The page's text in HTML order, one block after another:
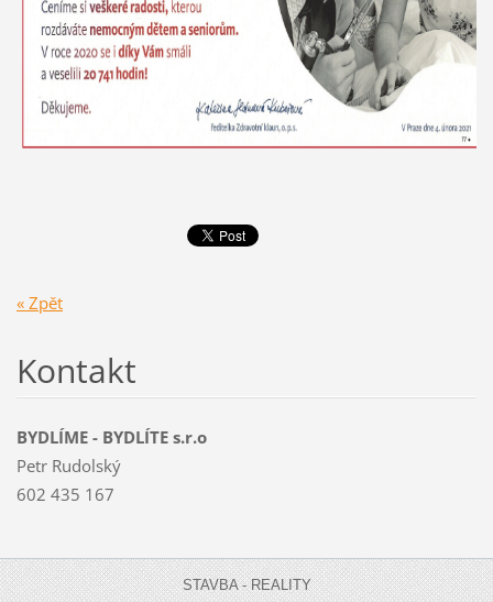
« Zpět
Kontakt
BYDLÍME - BYDLÍTE s.r.o
Petr Rudolský
602 435 167
STAVBA - REALITY